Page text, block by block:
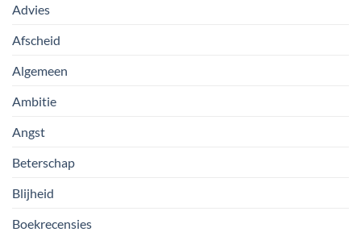
Advies
Afscheid
Algemeen
Ambitie
Angst
Beterschap
Blijheid
Boekrecensies